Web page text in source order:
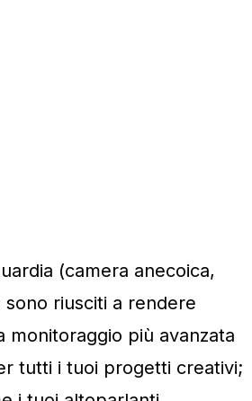
(camera anecoica,
riusciti a rendere
monitoraggio più avanzata
tutti i tuoi progetti creativi;